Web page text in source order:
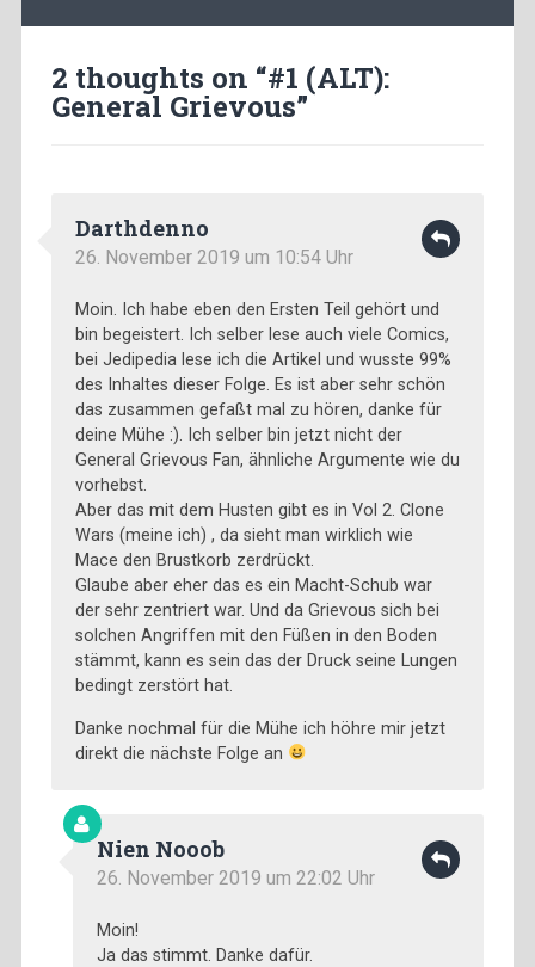
2 thoughts on “#1 (ALT):
General Grievous”
Darthdenno
26. November 2019 um 10:54 Uhr
Moin. Ich habe eben den Ersten Teil gehört und
bin begeistert. Ich selber lese auch viele Comics,
bei Jedipedia lese ich die Artikel und wusste 99%
des Inhaltes dieser Folge. Es ist aber sehr schön
das zusammen gefaßt mal zu hören, danke für
deine Mühe :). Ich selber bin jetzt nicht der
General Grievous Fan, ähnliche Argumente wie du
vorhebst.
Aber das mit dem Husten gibt es in Vol 2. Clone
Wars (meine ich) , da sieht man wirklich wie
Mace den Brustkorb zerdrückt.
Glaube aber eher das es ein Macht-Schub war
der sehr zentriert war. Und da Grievous sich bei
solchen Angriffen mit den Füßen in den Boden
stämmt, kann es sein das der Druck seine Lungen
bedingt zerstört hat.
Danke nochmal für die Mühe ich höhre mir jetzt
direkt die nächste Folge an
Nien Nooob
26. November 2019 um 22:02 Uhr
Moin!
Ja das stimmt. Danke dafür.